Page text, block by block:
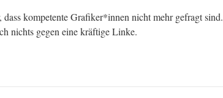
kompetente Grafiker*innen nicht mehr gefragt sind.
nichts gegen eine kräftige Linke.